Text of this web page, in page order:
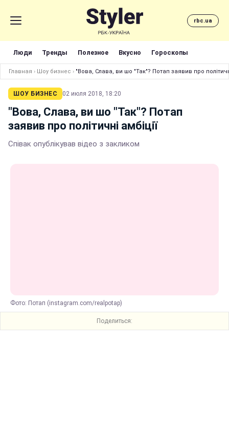
rbc.ua
Люди Тренды Полезное Вкусно Гороскопы
Главная › Шоу бизнес › "Вова, Слава, ви шо "Так"? Потап заявив про
ШОУ БИЗНЕС 02 июля 2018, 18:20
"Вова, Слава, ви шо "Так"? Потап
заявив про політичні амбіції
Співак опублікував відео з закликом
Фото: Потап (instagram.com/realpotap)
Поделиться: